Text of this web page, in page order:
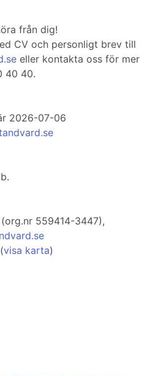
från dig!
CV och personligt brev till
eller kontakta oss för mer
40 40.
2026-07-06
(org.nr 559414-3447),
visa karta)